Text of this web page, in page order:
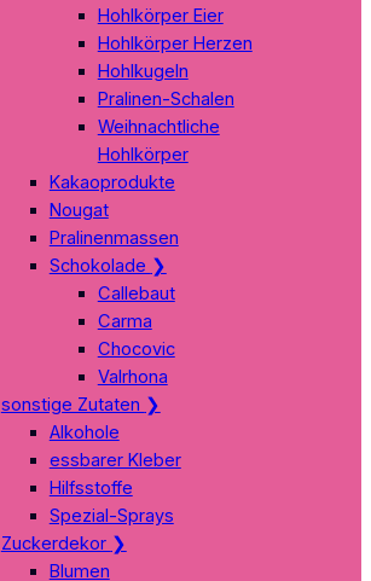
Hohlkörper Eier
Hohlkörper Herzen
Hohlkugeln
Pralinen-Schalen
Weihnachtliche
Hohlkörper
Kakaoprodukte
Nougat
Pralinenmassen
Schokolade ❯
Callebaut
Carma
Chocovic
Valrhona
sonstige Zutaten ❯
Alkohole
essbarer Kleber
Hilfsstoffe
Spezial-Sprays
Zuckerdekor ❯
Blumen